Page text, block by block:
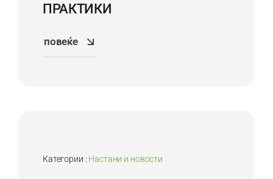
ПРАКТИКИ
повеќе
Категории : Настани и новости